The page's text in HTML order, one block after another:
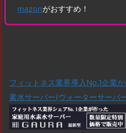
mazonがおすすめ！
フィットネス業界導入No.1企業
素水サーバー(ウォーターサーバ